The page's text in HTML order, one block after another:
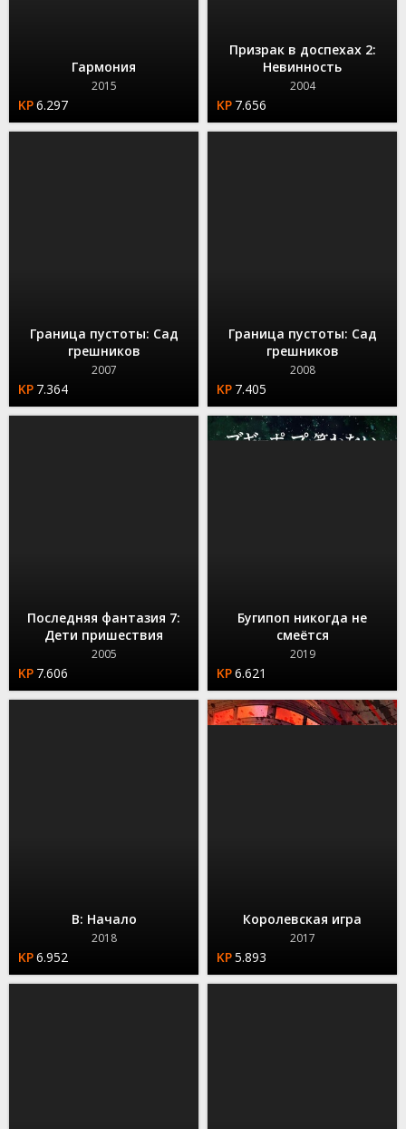
Гармония
2015
6.297
Призрак в доспехах 2:
Невинность
2004
7.656
Граница пустоты: Сад
грешников
2007
7.364
Граница пустоты: Сад
грешников
2008
7.405
Последняя фантазия 7:
Дети пришествия
2005
7.606
Бугипоп никогда не
смеётся
2019
6.621
B: Начало
2018
6.952
Королевская игра
2017
5.893